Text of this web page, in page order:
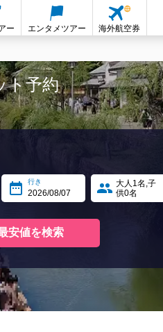
ー エンタメツアー 海外航空券
ト予約